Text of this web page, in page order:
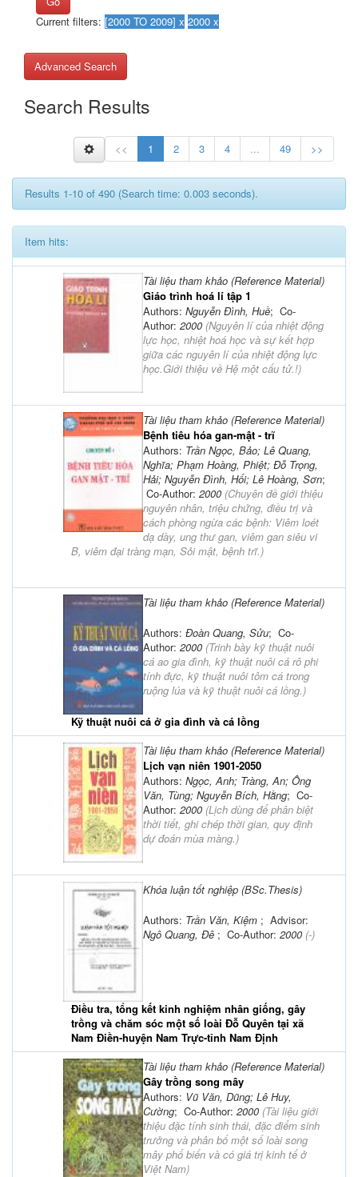
Current filters:
Advanced Search
Search Results
<< 1 2 3 4 ... 49 >>
Results 1-10 of 490 (Search time: 0.003 seconds).
Item hits:
Tài liệu tham khảo (Reference Material)
Giáo trình hoá lí tập 1
Authors: Nguyễn Đình, Huề; Co-
Author: 2000 (Nguyên lí của nhiệt động
lực học, nhiệt hoá học và sự kết hợp
giữa các nguyên lí của nhiệt động lực
học.Giới thiệu về Hệ một cấu tử.!)
Tài liệu tham khảo (Reference Material)
Bệnh tiêu hóa gan-mật - trĩ
Authors: Trần Ngọc, Bảo; Lê Quang,
Nghĩa; Phạm Hoàng, Phiệt; Đỗ Trọng,
Hải; Nguyễn Đình, Hối; Lê Hoàng, Sơn;
Co-Author: 2000 (Chuyên đề giới thiệu
nguyên nhân, triệu chứng, điều trị và
cách phòng ngừa các bệnh: Viêm loét
dạ dày, ung thư gan, viêm gan siêu vi
B, viêm đại tràng mạn, Sỏi mật, bệnh trĩ.)
Tài liệu tham khảo (Reference Material)
Kỹ thuật nuôi cá ở gia đình và cá lồng
Authors: Đoàn Quang, Sửu; Co-
Author: 2000 (Trinh bày kỹ thuật nuôi
cá ao gia đình, kỹ thuật nuôi cá rô phi
tính đực, kỹ thuật nuôi tôm cá trong
ruộng lúa và kỹ thuật nuôi cá lồng.)
Tài liệu tham khảo (Reference Material)
Lịch vạn niên 1901-2050
Authors: Ngọc, Anh; Tràng, An; Ông
Văn, Tùng; Nguyễn Bích, Hằng; Co-
Author: 2000 (Lịch dùng để phân biệt
thời tiết, ghi chép thời gian, quy định
dự đoán mùa màng.)
Khóa luận tốt nghiệp (BSc.Thesis)
Điều tra, tổng kết kinh nghiệm nhân giống, gây
trồng và chăm sóc một số loài Đỗ Quyên tại xã
Nam Điền-huyện Nam Trực-tỉnh Nam Định
Authors: Trần Văn, Kiệm ; Advisor:
Ngô Quang, Đê ; Co-Author: 2000 (-)
Tài liệu tham khảo (Reference Material)
Gây trồng song mây
Authors: Vũ Văn, Dũng; Lê Huy,
Cường; Co-Author: 2000 (Tài liệu giới
thiệu đặc tính sinh thái, đặc điểm sinh
trưởng và phân bố một số loài song
mây phổ biến và có giá trị kinh tế ở
Việt Nam)